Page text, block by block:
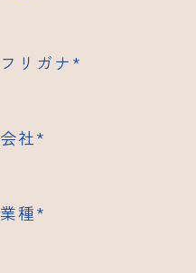
フリガナ*
会社*
業種*